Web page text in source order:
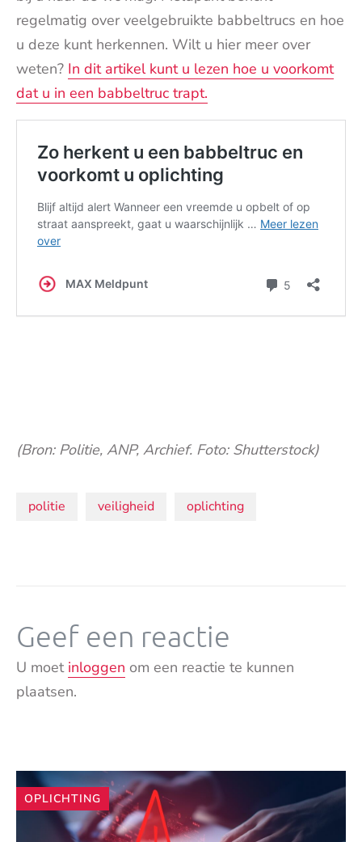
regelmatig over veelgebruikte babbeltrucs en hoe
u deze kunt herkennen. Wilt u hier meer over
weten? In dit artikel kunt u lezen hoe u voorkomt
dat u in een babbeltruc trapt.
(Bron: Politie, ANP, Archief. Foto: Shutterstock)
Onderwerpen:
politie veiligheid oplichting
Geef een reactie
U moet inloggen om een reactie te kunnen
plaatsen.
Andere
artikelen
OPLICHTING